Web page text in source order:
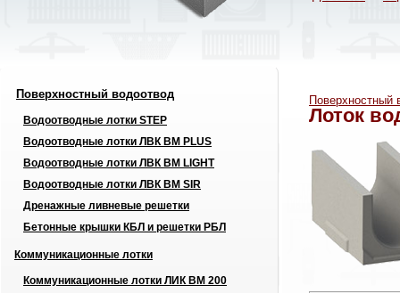
Поверхностный водоотвод
Водоотводные лотки STEP
Водоотводные лотки ЛВК ВМ PLUS
Водоотводные лотки ЛВК ВМ LIGHT
Водоотводные лотки ЛВК ВМ SIR
Дренажные ливневые решетки
Бетонные крышки КБЛ и решетки РБЛ
Коммуникационные лотки
Коммуникационные лотки ЛИК ВМ 200
Поверхностный
Лоток